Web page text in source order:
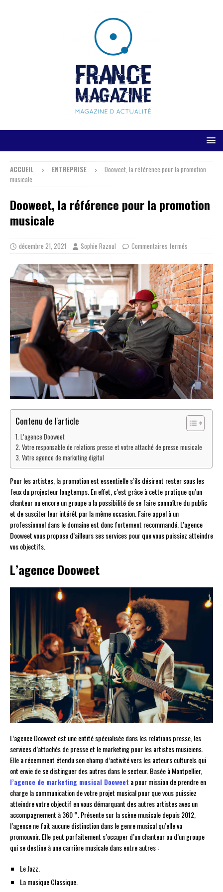
ACCUEIL ENTREPRISE
Dooweet, la référence pour la promotion
musicale
Dooweet, la référence pour la promotion
musicale
décembre 21, 2021 Sophie Razoul Commentaires fermés
Contenu de l'article
L’agence Dooweet
Votre responsable de relations presse et votre attaché de presse musicale
Votre agence de marketing digital
Pour les artistes, la promotion est essentielle s’ils désirent rester sous les
feux du projecteur longtemps. En effet, c’est grâce à cette pratique qu’un
chanteur ou encore un groupe a la possibilité de se faire connaître du public
et de susciter leur intérêt par la même occasion. Faire appel à un
professionnel dans le domaine est donc fortement recommandé. L’agence
Dooweet vous propose d’ailleurs ses services pour que vous puissiez atteindre
vos objectifs.
L’agence Dooweet
L’agence Dooweet est une entité spécialisée dans les relations presse, les
services d’attachés de presse et le marketing pour les artistes musiciens.
Elle a récemment étendu son champ d’activité vers les acteurs culturels qui
ont envie de se distinguer des autres dans le secteur. Basée à Montpellier,
l’agence de marketing musical Dooweet a pour mission de prendre en
charge la communication de votre projet musical pour que vous puissiez
atteindre votre objectif en vous démarquant des autres artistes avec un
accompagnement à 360 °. Présente sur la scène musicale depuis 2012,
l’agence ne fait aucune distinction dans le genre musical qu’elle va
promouvoir. Elle peut parfaitement s’occuper d’un chanteur ou d’un groupe
qui se destine à une carrière musicale dans entre autres :
Le Jazz.
La musique Classique.